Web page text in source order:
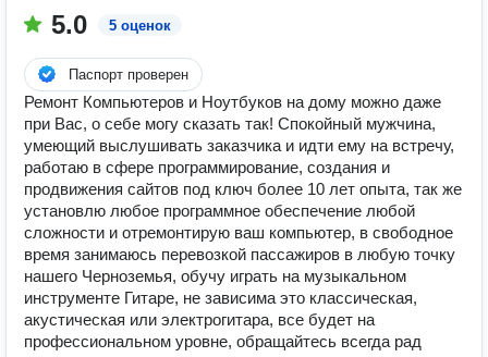
5.0 5 оценок
Паспорт проверен
Ремонт Компьютеров и Ноутбуков на дому можно даже
при Вас, о себе могу сказать так! Спокойный мужчина,
умеющий выслушивать заказчика и идти ему на встречу,
работаю в сфере программирование, создания и
продвижения сайтов под ключ более 10 лет опыта, так же
установлю любое программное обеспечение любой
сложности и отремонтирую ваш компьютер, в свободное
время занимаюсь перевозкой пассажиров в любую точку
нашего Черноземья, обучу играть на музыкальном
инструменте Гитаре, не зависима это классическая,
акустическая или электрогитара, все будет на
профессиональном уровне, обращайтесь всегда рад